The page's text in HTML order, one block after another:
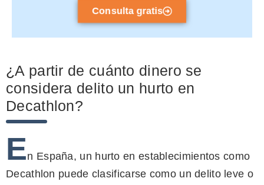
Consulta gratis
¿A partir de cuánto dinero se
considera delito un hurto en
Decathlon?
En España, un hurto en establecimientos como
Decathlon puede clasificarse como un delito leve o